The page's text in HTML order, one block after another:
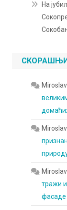
На
тражи
фасаде